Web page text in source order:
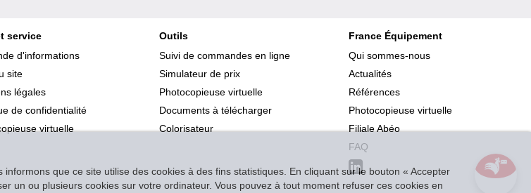
service
d'informations
site
légales
de confidentialité
virtuelle
Outils
Suivi de commandes en ligne
Simulateur de prix
Photocopieuse virtuelle
Documents à télécharger
Colorisateur
France Équipement
Qui sommes-nous
Actualités
Références
Photocopieuse virtuelle
Filiale Abéo
FAQ
que ce site utilise des cookies à des fins statistiques. En cliquant sur le bouton « Accepter
un ou plusieurs cookies sur votre ordinateur. Vous pouvez à tout moment refuser ces cookies en